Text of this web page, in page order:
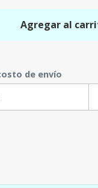
Agregar al
de envío